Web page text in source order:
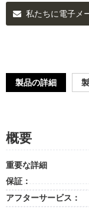
私たちに電子メ
製品の詳細
概要
重要な詳細
保証：
アフターサービス：